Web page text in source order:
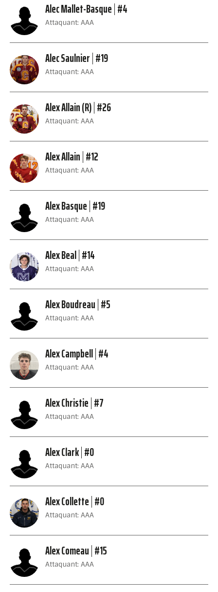
Alec Mallet-Basque #4
Attaquant: AAA
Alec Saulnier #19
Attaquant: AAA
Alex Allain (R) #26
Attaquant: AAA
Alex Allain #12
Attaquant: AAA
Alex Basque #19
Attaquant: AAA
Alex Beal #14
Attaquant: AAA
Alex Boudreau #5
Attaquant: AAA
Alex Campbell #4
Attaquant: AAA
Alex Christie #7
Attaquant: AAA
Alex Clark #0
Attaquant: AAA
Alex Collette #0
Attaquant: AAA
Alex Comeau #15
Attaquant: AAA